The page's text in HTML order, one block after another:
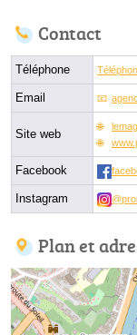
Contact
Téléphone
Email
Site web
Facebook
Instagram
Plan et